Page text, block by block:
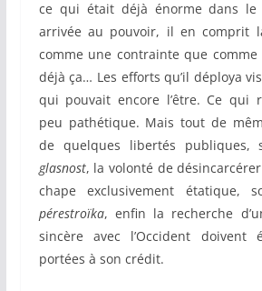
ce qui était déjà énorme dans le
arrivée au pouvoir, il en comprit
comme une contrainte que comme
déjà ça… Les efforts qu’il déploya
qui pouvait encore l’être. Ce qui
peu pathétique. Mais tout de
de quelques libertés publiques,
glasnost, la volonté de désincarcérer
chape exclusivement étatique,
pérestroïka, enfin la recherche
sincère avec l’Occident doivent
portées à son crédit.